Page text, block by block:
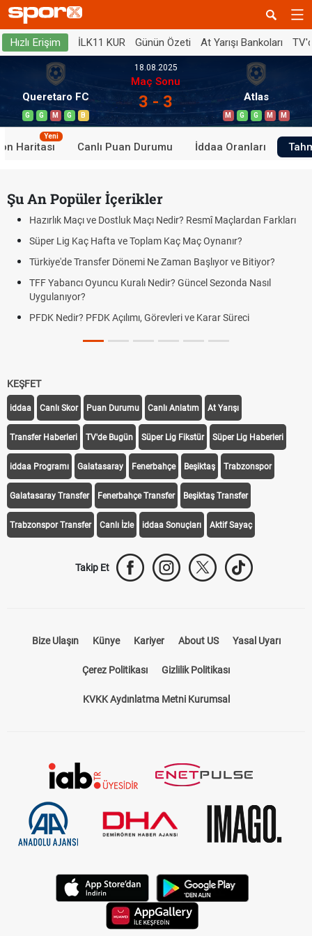
Hızlı Erişim İLK11 KUR Günün Özeti At Yarışı Bankoları
Queretaro FC
G G M G B
18.08.2025
Maç Sonu
3 - 3 Atlas
M G G M M
Haritası
Yeni
Canlı Puan Durumu İddaa Oranları
Şu An Popüler İçerikler
Hazırlık Maçı ve Dostluk Maçı Nedir? Resmî Maçlardan Farkları
Süper Lig Kaç Hafta ve Toplam Kaç Maç Oynanır?
Türkiye'de Transfer Dönemi Ne Zaman Başlıyor ve Bitiyor?
TFF Yabancı Oyuncu Kuralı Nedir? Güncel Sezonda Nasıl
Uygulanıyor?
PFDK Nedir? PFDK Açılımı, Görevleri ve Karar Süreci
KEŞFET
iddaa Canlı Skor Puan Durumu Canlı Anlatım At Yarışı
Transfer Haberleri TV'de Bugün Süper Lig Fikstür Süper Lig Haberleri
iddaa Programı Galatasaray Fenerbahçe Beşiktaş Trabzonspor
Galatasaray Transfer Fenerbahçe Transfer Beşiktaş Transfer
Trabzonspor Transfer Canlı İzle iddaa Sonuçları Aktif Sayaç
Takip Et
Bize Ulaşın Künye Kariyer About US Yasal Uyarı
Çerez Politikası Gizlilik Politikası
KVKK Aydınlatma Metni Kurumsal